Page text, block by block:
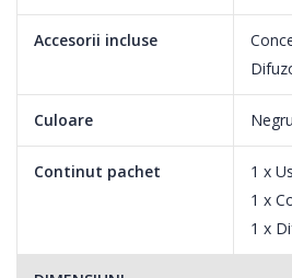
crea coafura preferata oriunde te-ai
a obtine un par drept, in timp ce
volum parului si poate forma bucle.
Accesorii incluse
Culoare
Continut pachet
1 x
1 x
1 x